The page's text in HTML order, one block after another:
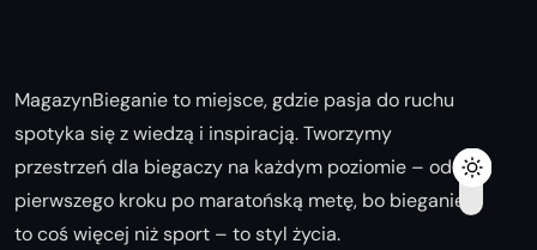
MagazynBieganie to miejsce, gdzie pasja do ruchu
spotyka się z wiedzą i inspiracją. Tworzymy
przestrzeń dla biegaczy na każdym poziomie – od
pierwszego kroku po maratońską metę, bo bieganie
to coś więcej niż sport – to styl życia.